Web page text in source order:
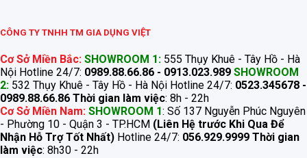
CÔNG TY TNHH TM GIA DỤNG VIỆT
Cơ Sở Miền Bắc: SHOWROOM 1: 555 Thụy Khuê - Tây Hồ - Hà
Nội Hotline 24/7: 0989.88.66.86 - 0913.023.989 SHOWROOM
2: 532 Thụy Khuê - Tây Hồ - Hà Nội Hotline 24/7: 0523.345678 -
0989.88.66.86 Thời gian làm việc: 8h - 22h
Cơ Sở Miền Nam: SHOWROOM 1: Số 137 Nguyễn Phúc Nguyên
- Phường 10 - Quận 3 - TP.HCM (Liên Hệ trước Khi Qua Để
Nhận Hỗ Trợ Tốt Nhất) Hotline 24/7: 056.929.9999 Thời gian
làm việc: 8h30 - 22h